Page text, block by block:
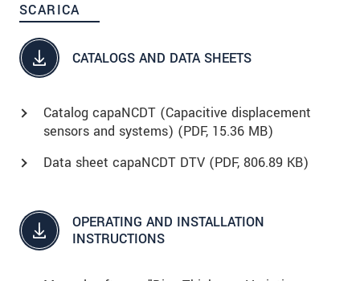
SCARICA
CATALOGS AND DATA SHEETS
Catalog capaNCDT (Capacitive displacement
sensors and systems) (PDF, 15.36 MB)
Data sheet capaNCDT DTV (PDF, 806.89 KB)
OPERATING AND INSTALLATION
INSTRUCTIONS